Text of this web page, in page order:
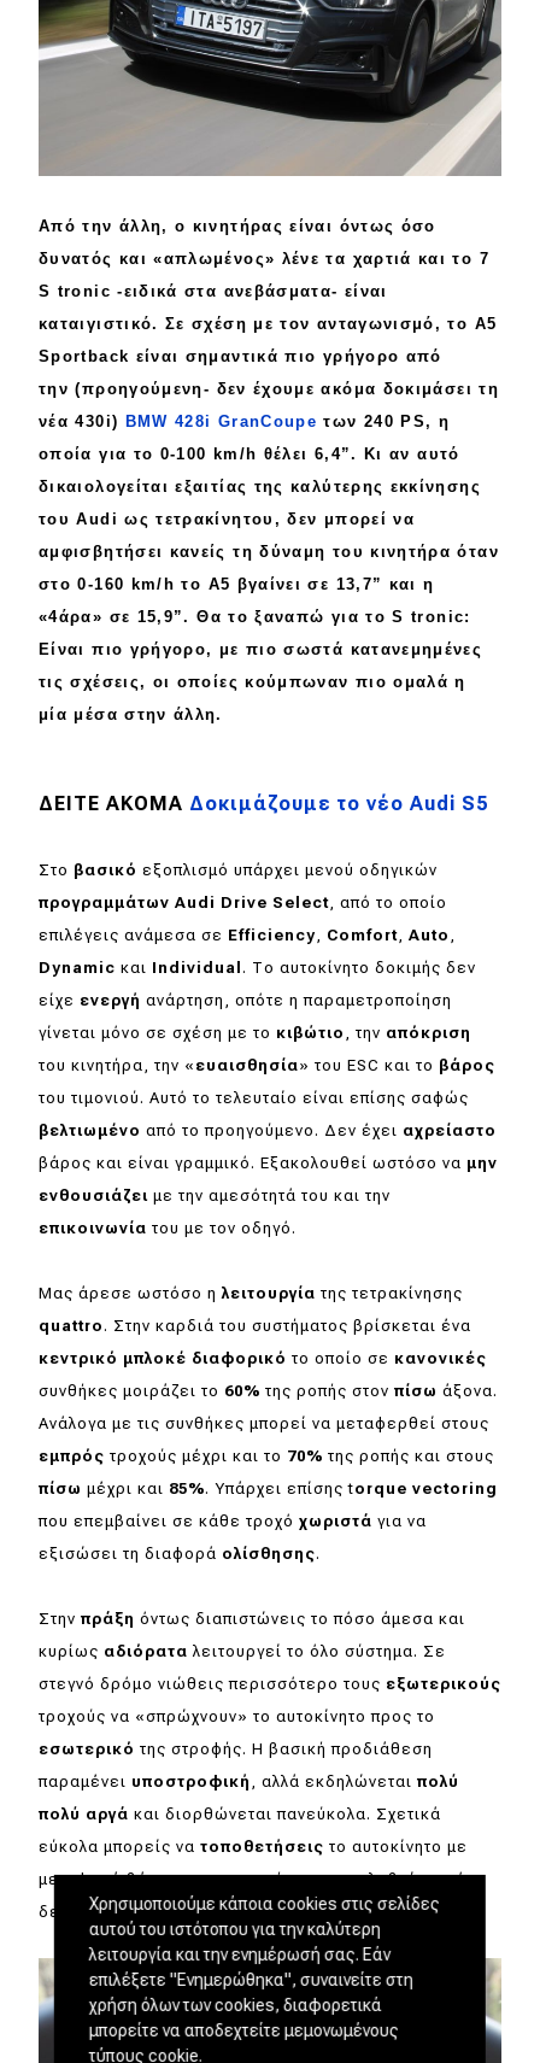
Από την άλλη, ο κινητήρας είναι όντως όσο
δυνατός και «απλωμένος» λένε τα χαρτιά και το 7
S tronic -ειδικά στα ανεβάσματα- είναι
καταιγιστικό. Σε σχέση με τον ανταγωνισμό, το A5
Sportback είναι σημαντικάπιο γρήγορο από
την(προηγούμενη- δεν έχουμε ακόμα δοκιμάσει τη
νέα 430i) BMW 428i GranCoupe των 240 PS, η
οποία για το 0-100 km/h θέλει 6,4”. Κι αν αυτό
δικαιολογείται εξαιτίας της καλύτερης εκκίνησης
του Audi ως τετρακίνητου, δεν μπορεί να
αμφισβητήσει κανείς τη δύναμη του κινητήρα όταν
στο0-160 km/h το A5 βγαίνει σε 13,7” και η
«4άρα» σε 15,9”. Θα το ξαναπώ για τοS tronic:
Είναι πιο γρήγορο, με πιο σωστά κατανεμημένες
τις σχέσεις, οι οποίεςκούμπωναν πιο ομαλά η
μία μέσα στην άλλη.
ΔΕΙΤΕ ΑΚΟΜΑ Δοκιμάζουμε το νέο Audi S5
Στο βασικό εξοπλισμό υπάρχει μενού οδηγικών
προγραμμάτων Audi Drive Select , από το οποίο
επιλέγεις ανάμεσα σε Efficiency Comfort Auto
Dynamic και Individual . Το αυτοκίνητο δοκιμής δεν
είχε ενεργή ανάρτηση, οπότε η παραμετροποίηση
γίνεται μόνο σε σχέση με το κιβώτιο , την απόκριση
του κινητήρα, την « ευαισθησία» του ESC και το βάρος
του τιμονιού. Αυτό το τελευταίο είναι επίσης σαφώς
βελτιωμένο από το προηγούμενο. Δεν έχει αχρείαστο
βάρος και είναι γραμμικό. Εξακολουθεί ωστόσο να μην
ενθουσιάζει με την αμεσότητά του και την
επικοινωνία του με τον οδηγό.
Μας άρεσε ωστόσο η λειτουργία της τετρακίνησης
quattro . Στην καρδιά του συστήματος βρίσκεται ένα
κεντρικό μπλοκέ διαφορικό το οποίο σε κανονικές
συνθήκες μοιράζει το 60% της ροπής στον πίσω άξονα.
Ανάλογα με τις συνθήκες μπορεί να μεταφερθεί στους
εμπρός τροχούς μέχρι και το 70% της ροπής και στους
πίσω μέχρι και 85%. Υπάρχει επίσης torque vectoring
που επεμβαίνει σε κάθε τροχό χωριστά για να
εξισώσει τη διαφορά ολίσθησης.
Στην πράξη όντως διαπιστώνεις το πόσο άμεσα και
κυρίως αδιόρατα λειτουργεί το όλο σύστημα. Σε
στεγνό δρόμο νιώθεις περισσότερο τους εξωτερικούς
τροχούς να «σπρώχνουν» το αυτοκίνητο προς το
εσωτερικό της στροφής. Η βασική προδιάθεση
παραμένει υποστροφική , αλλά εκδηλώνεται πολύ
πολύ αργά και διορθώνεται πανεύκολα. Σχετικά
εύκολα μπορείς να τοποθετήσεις το αυτοκίνητο με
μεταφορά βάρους, αν και γρήγορα καταλαβαίνεις ότι
δεν
πολυσυμπαθείτέτοιου είδους οδήγηση.
Χρησιμοποιούμε κάποια cookies στις σελίδες
αυτού του ιστότοπου για την καλύτερη
λειτουργία και την ενημέρωσή σας. Εάν
επιλέξετε "Ενημερώθηκα", συναινείτε στη
χρήση όλων των cookies, διαφορετικά
μπορείτε να αποδεχτείτε μεμονωμένους
τύπους cookie.